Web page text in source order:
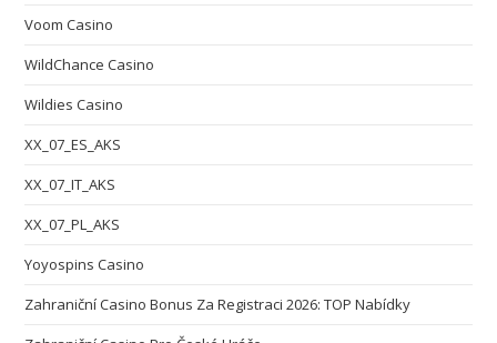
Voom Casino
WildChance Casino
Wildies Casino
XX_07_ES_AKS
XX_07_IT_AKS
XX_07_PL_AKS
Yoyospins Casino
Zahraniční Casino Bonus Za Registraci 2026: TOP Nabídky